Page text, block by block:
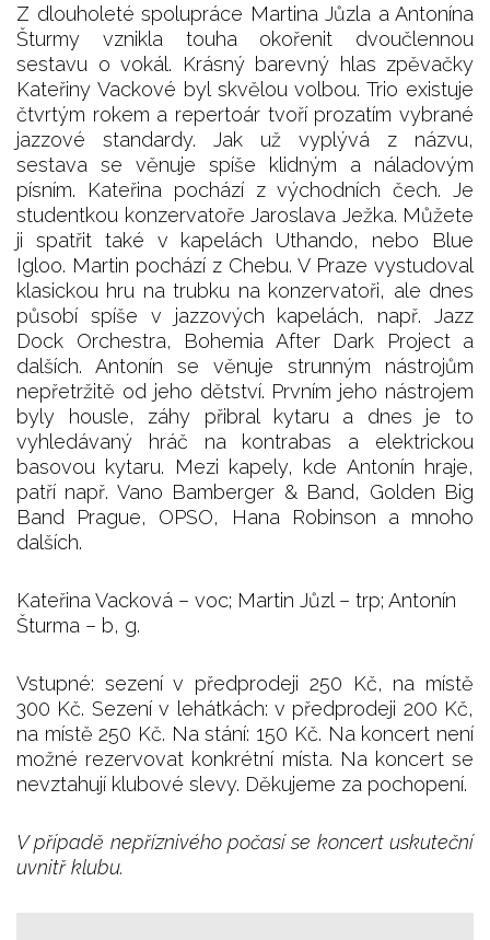
Z dlouholeté spolupráce Martina Jůzla a Antonína
Šturmy vznikla touha okořenit dvoučlennou
sestavu o vokál. Krásný barevný hlas zpěvačky
Kateřiny Vackové byl skvělou volbou. Trio existuje
čtvrtým rokem a repertoár tvoří prozatím vybrané
jazzové standardy. Jak už vyplývá z názvu,
sestava se věnuje spíše klidným a náladovým
písním. Kateřina pochází z východních čech. Je
studentkou konzervatoře Jaroslava Ježka. Můžete
ji spatřit také v kapelách Uthando, nebo Blue
Igloo. Martin pochází z Chebu. V Praze vystudoval
klasickou hru na trubku na konzervatoři, ale dnes
působí spíše v jazzových kapelách, např. Jazz
Dock Orchestra, Bohemia After Dark Project a
dalších. Antonín se věnuje strunným nástrojům
nepřetržitě od jeho dětství. Prvním jeho nástrojem
byly housle, záhy přibral kytaru a dnes je to
vyhledávaný hráč na kontrabas a elektrickou
basovou kytaru. Mezi kapely, kde Antonín hraje,
patří např. Vano Bamberger & Band, Golden Big
Band Prague, OPSO, Hana Robinson a mnoho
dalších.
Kateřina Vacková – voc; Martin Jůzl – trp; Antonín
Šturma – b, g.
Vstupné: sezení v předprodeji 250 Kč, na místě
300 Kč. Sezení v lehátkách: v předprodeji 200 Kč,
na místě 250 Kč. Na stání: 150 Kč. Na koncert není
možné rezervovat konkrétní místa. Na koncert se
nevztahují klubové slevy. Děkujeme za pochopení.
V případě nepříznivého počasí se koncert uskuteční
uvnitř klubu.